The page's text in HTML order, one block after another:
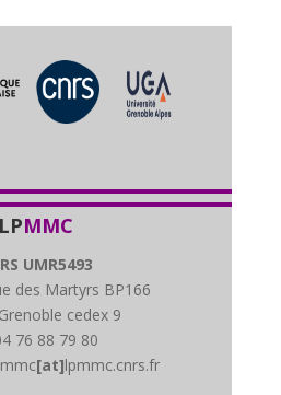
LPMMC
UMR5493
des Martyrs BP166
cedex 9
76 88 79 80
[at]lpmmc.cnrs.fr